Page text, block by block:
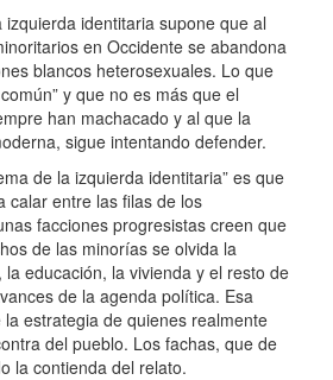
identitaria supone que al
en Occidente se abandona
blancos heterosexuales. Lo que
y que no es más que el
han machacado y al que la
sigue intentando defender.
de la izquierda identitaria” es que
calar entre las filas de los
facciones progresistas creen que
de las minorías se olvida la
educación, la vivienda y el resto de
de la agenda política. Esa
estrategia de quienes realmente
del pueblo. Los fachas, que de
la contienda del relato.